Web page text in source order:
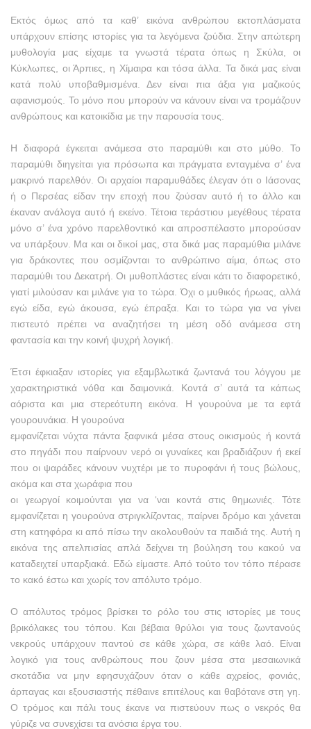
Εκτός όμως από τα καθ’ εικόνα ανθρώπου εκτοπλάσματα
υπάρχουν επίσης ιστορίες για τα λεγόμενα ζούδια. Στην απώτερη
μυθολογία μας είχαμε τα γνωστά τέρατα όπως η Σκύλα, οι
Κύκλωπες, οι Άρπιες, η Χίμαιρα και τόσα άλλα. Τα δικά μας είναι
κατά πολύ υποβαθμισμένα. Δεν είναι πια άξια για μαζικούς
αφανισμούς. Το μόνο που μπορούν να κάνουν είναι να τρομάζουν
ανθρώπους και κατοικίδια με την παρουσία τους.
Η διαφορά έγκειται ανάμεσα στο παραμύθι και στο μύθο. Το
παραμύθι διηγείται για πρόσωπα και πράγματα ενταγμένα σ’ ένα
μακρινό παρελθόν. Οι αρχαίοι παραμυθάδες έλεγαν ότι ο Ιάσονας
ή ο Περσέας είδαν την εποχή που ζούσαν αυτό ή το άλλο και
έκαναν ανάλογα αυτό ή εκείνο. Τέτοια τεράστιου μεγέθους τέρατα
μόνο σ’ ένα χρόνο παρελθοντικό και απροσπέλαστο μπορούσαν
να υπάρξουν. Μα και οι δικοί μας, στα δικά μας παραμύθια μιλάνε
για δράκοντες που οσμίζονται το ανθρώπινο αίμα, όπως στο
παραμύθι του Δεκατρή. Οι μυθοπλάστες είναι κάτι το διαφορετικό,
γιατί μιλούσαν και μιλάνε για το τώρα. Όχι ο μυθικός ήρωας, αλλά
εγώ είδα, εγώ άκουσα, εγώ έπραξα. Και το τώρα για να γίνει
πιστευτό πρέπει να αναζητήσει τη μέση οδό ανάμεσα στη
φαντασία και την κοινή ψυχρή λογική.
Έτσι έφκιαξαν ιστορίες για εξαμβλωτικά ζωντανά του λόγγου με
χαρακτηριστικά νόθα και δαιμονικά. Κοντά σ’ αυτά τα κάπως
αόριστα και μια στερεότυπη εικόνα. Η γουρούνα με τα εφτά
γουρουνάκια. Η γουρούνα
εμφανίζεται νύχτα πάντα ξαφνικά μέσα στους οικισμούς ή κοντά
στο πηγάδι που παίρνουν νερό οι γυναίκες και βραδιάζουν ή εκεί
που οι ψαράδες κάνουν νυχτέρι με το πυροφάνι ή τους βώλους,
ακόμα και στα χωράφια που
οι γεωργοί κοιμούνται για να ‘ναι κοντά στις θημωνιές. Τότε
εμφανίζεται η γουρούνα στριγκλίζοντας, παίρνει δρόμο και χάνεται
στη κατηφόρα κι από πίσω την ακολουθούν τα παιδιά της. Αυτή η
εικόνα της απελπισίας απλά δείχνει τη βούληση του κακού να
καταδειχτεί υπαρξιακά. Εδώ είμαστε. Από τούτο τον τόπο πέρασε
το κακό έστω και χωρίς τον απόλυτο τρόμο.
Ο απόλυτος τρόμος βρίσκει το ρόλο του στις ιστορίες με τους
βρικόλακες του τόπου. Και βέβαια θρύλοι για τους ζωντανούς
νεκρούς υπάρχουν παντού σε κάθε χώρα, σε κάθε λαό. Είναι
λογικό για τους ανθρώπους που ζουν μέσα στα μεσαιωνικά
σκοτάδια να μην εφησυχάζουν όταν ο κάθε αχρείος, φονιάς,
άρπαγας και εξουσιαστής πέθαινε επιτέλους και θαβότανε στη γη.
Ο τρόμος και πάλι τους έκανε να πιστεύουν πως ο νεκρός θα
γύριζε να συνεχίσει τα ανόσια έργα του.